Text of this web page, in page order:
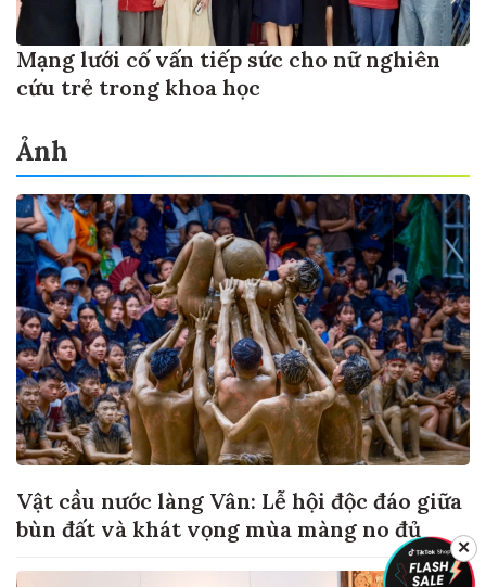
Mạng lưới cố vấn tiếp sức cho nữ nghiên
cứu trẻ trong khoa học
Ảnh
Vật cầu nước làng Vân: Lễ hội độc đáo giữa
bùn đất và khát vọng mùa màng no đủ
✕